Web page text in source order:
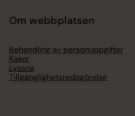
Om webbplatsen
Behandling av personuppgifter
Kakor
Lyssna
Tillgänglighetsredogörelse